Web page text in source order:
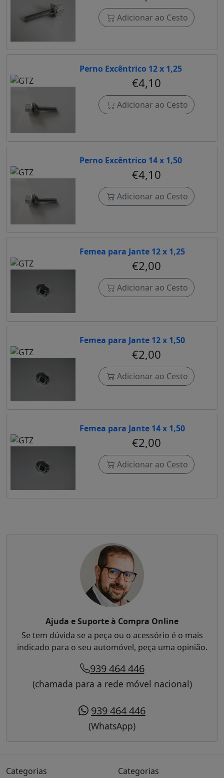
Adicionar ao Cesto
Perno Excêntrico 12 x 1,25
€4,10
Adicionar ao Cesto
Perno Excêntrico 14 x 1,50
€4,10
Adicionar ao Cesto
Femea para Jante 12 x 1,25
€2,00
Adicionar ao Cesto
Femea para Jante 12 x 1,50
€2,00
Adicionar ao Cesto
Femea para Jante 14 x 1,50
€2,00
Adicionar ao Cesto
Ajuda e Suporte à Compra Online
Se tem dúvida se a peça ou o acessório é o mais
indicado para o seu automóvel, peça uma opinião.
939 464 446
(chamada para a rede móvel nacional)
939 464 446
(WhatsApp)
Categorias
Categorias